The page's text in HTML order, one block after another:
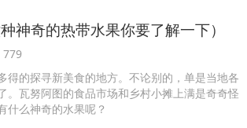
神奇的热带水果你要了解一下）
779
得的探寻新美食的地方。不论别的，单是当地各
。瓦努阿图的食品市场和乡村小摊上满是奇奇怪
什么神奇的水果呢？